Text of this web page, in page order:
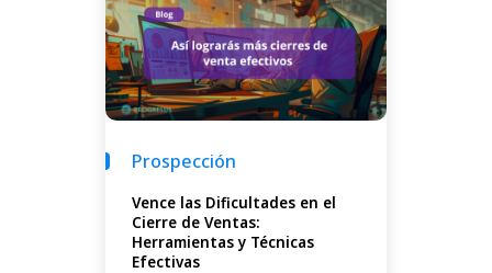
Prospección
Vence las Dificultades en el
Cierre de Ventas:
Herramientas y Técnicas
Efectivas